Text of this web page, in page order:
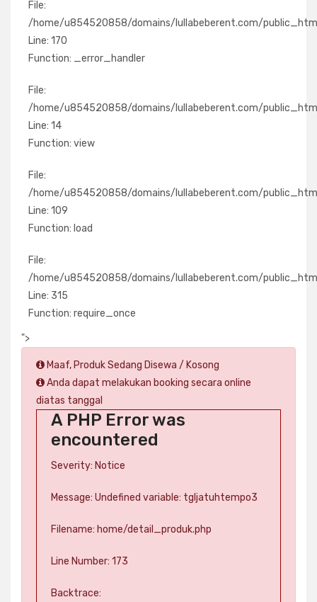
File:
/home/u854520858/domains/lullabeberent.com/
Line: 170
Function: _error_handler
File:
/home/u854520858/domains/lullabeberent.com/
Line: 14
Function: view
File:
/home/u854520858/domains/lullabeberent.com/
Line: 109
Function: load
File:
/home/u854520858/domains/lullabeberent.com/
Line: 315
Function: require_once
">
Maaf, Produk Sedang Disewa / Kosong
Anda dapat melakukan booking secara online
diatas tanggal
A PHP Error was
encountered
Severity: Notice
Message: Undefined variable: tgljatuhtempo3
Filename: home/detail_produk.php
Line Number: 173
Backtrace: